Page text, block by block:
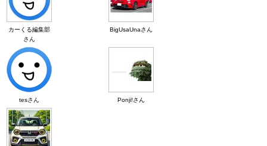
カーくる編集部
さん
BigUsaUnaさん
tesさん Ponji!さん